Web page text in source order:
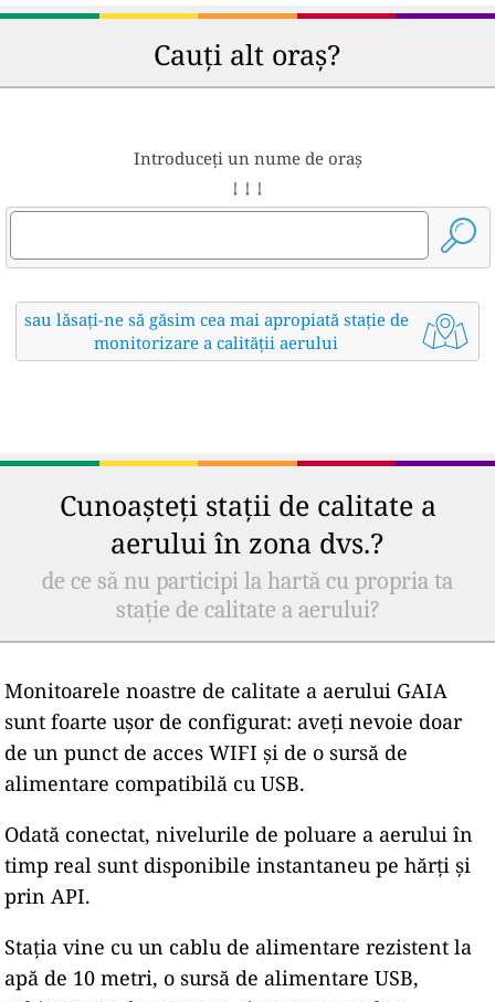
Cauți alt oraș?
Introduceți un nume de oraș
↓ ↓ ↓
sau lăsați-ne să găsim cea mai apropiată stație de
monitorizare a calității aerului
Cunoașteți stații de calitate a
aerului în zona dvs.?
de ce să nu participi la hartă cu propria ta
stație de calitate a aerului?
Monitoarele noastre de calitate a aerului GAIA
sunt foarte ușor de configurat: aveți nevoie doar
de un punct de acces WIFI și de o sursă de
alimentare compatibilă cu USB.
Odată conectat, nivelurile de poluare a aerului în
timp real sunt disponibile instantaneu pe hărți și
prin API.
Stația vine cu un cablu de alimentare rezistent la
apă de 10 metri, o sursă de alimentare USB,